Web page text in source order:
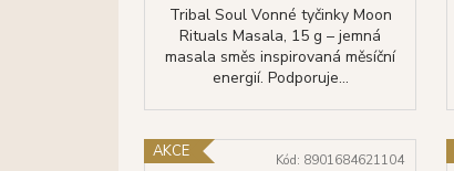
Tribal Soul Vonné tyčinky Moon
Rituals Masala, 15 g – jemná
masala směs inspirovaná měsíční
energií. Podporuje...
AKCE Kód: 8901684621104